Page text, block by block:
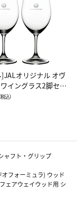
オリジナル オヴ
イングラス2脚セッ
ワイン）
（税込）
ャフト・グリップ
フォーミュラ) ウッド
ェアウェイウッド用 シ